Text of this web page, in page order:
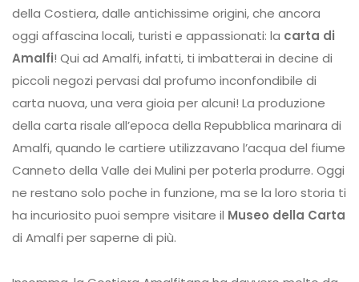
della Costiera, dalle antichissime origini, che ancora
oggi affascina locali, turisti e appassionati: la carta di
Amalfi! Qui ad Amalfi, infatti, ti imbatterai in decine di
piccoli negozi pervasi dal profumo inconfondibile di
carta nuova, una vera gioia per alcuni! La produzione
della carta risale all’epoca della Repubblica marinara di
Amalfi, quando le cartiere utilizzavano l’acqua del fiume
Canneto della Valle dei Mulini per poterla produrre. Oggi
ne restano solo poche in funzione, ma se la loro storia ti
ha incuriosito puoi sempre visitare il Museo della Carta
di Amalfi per saperne di più.